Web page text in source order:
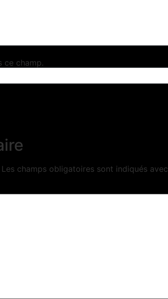
ce champ.
Les champs obligatoires sont indiqués avec